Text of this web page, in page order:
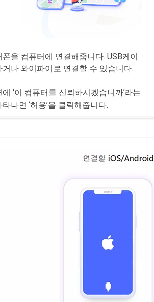
을 컴퓨터에 연결해줍니다. USB케이
거나 와이파이로 연결할 수 있습니다.
‘이 컴퓨터를 신뢰하시겠습니까’라는
나면 ‘허용’을 클릭해줍니다.